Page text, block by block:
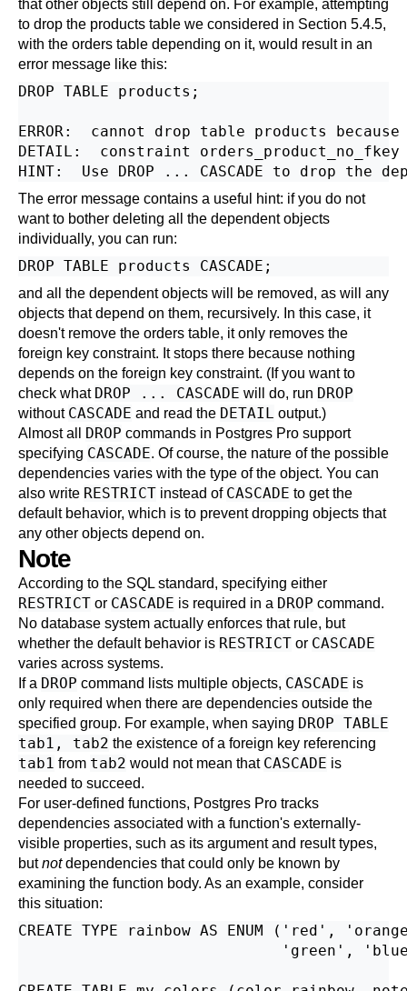
that other objects still depend on. For example, attempting
to drop the products table we considered in Section 5.4.5,
with the orders table depending on it, would result in an
error message like this:
DROP TABLE products;
ERROR:  cannot drop table products
DETAIL:  constraint
The error message contains a useful hint: if you do not
want to bother deleting all the dependent objects
individually, you can run:
and all the dependent objects will be removed, as will any
objects that depend on them, recursively. In this case, it
doesn't remove the orders table, it only removes the
foreign key constraint. It stops there because nothing
depends on the foreign key constraint. (If you want to
check what DROP ... CASCADE will do, run DROP
without CASCADE and read the DETAIL output.)
Almost all DROP commands in Postgres Pro support
specifying CASCADE. Of course, the nature of the possible
dependencies varies with the type of the object. You can
also write RESTRICT instead of CASCADE to get the
default behavior, which is to prevent dropping objects that
any other objects depend on.
Note
According to the SQL standard, specifying either
RESTRICT or CASCADE is required in a DROP command.
No database system actually enforces that rule, but
whether the default behavior is RESTRICT or CASCADE
varies across systems.
If a DROP command lists multiple objects, CASCADE is
only required when there are dependencies outside the
specified group. For example, when saying DROP TABLE
tab1, tab2 the existence of a foreign key referencing
tab1 from tab2 would not mean that CASCADE is
needed to succeed.
For user-defined functions, Postgres Pro tracks
dependencies associated with a function's externally-
visible properties, such as its argument and result types,
butnotdependencies that could only be known by
examining the function body. As an example, consider
this situation:
CREATE TYPE rainbow AS ENUM ('red',
'green',